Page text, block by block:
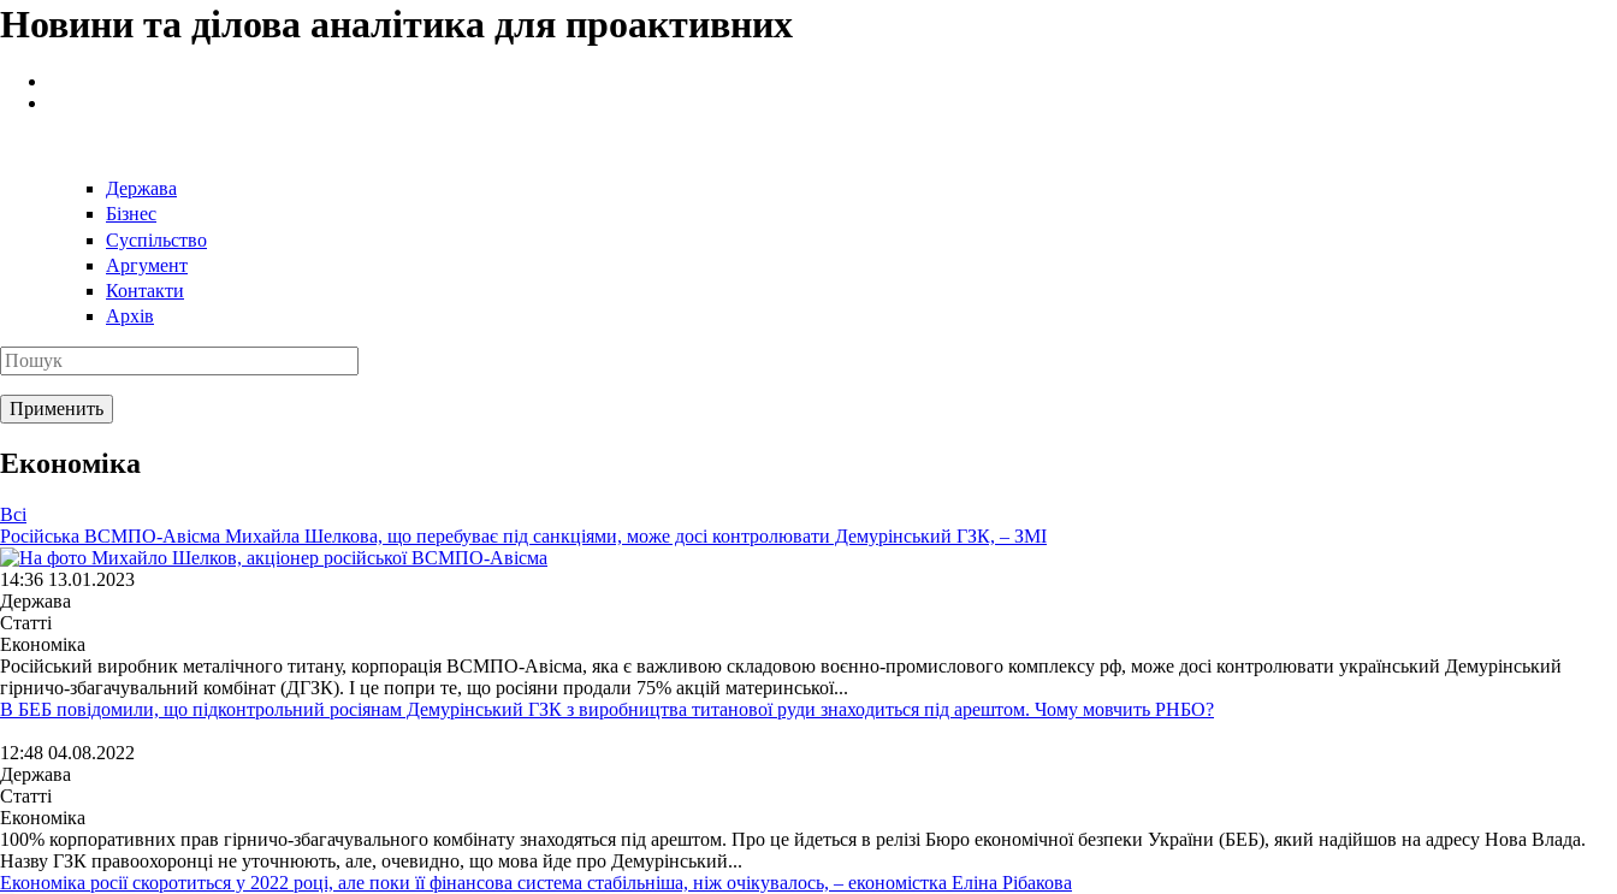
Новини та ділова аналітика для проактивних
Держава
Бізнес
Суспільство
Аргумент
Контакти
Архів
Економіка
Всі
Російська ВСМПО-Авісма Михайла Шелкова, що перебуває під санкціями, може досі контролювати Демурінський ГЗК, – ЗМІ
14:36 13.01.2023
Держава
Статті
Економіка
Російський виробник металічного титану, корпорація ВСМПО-Авісма, яка є важливою складовою воєнно-промислового комплексу рф, може досі контролювати український Демурінський
гірничо-збагачувальний комбінат (ДГЗК). І це попри те, що росіяни продали 75% акцій материнської...
В БЕБ повідомили, що підконтрольний росіянам Демурінський ГЗК з виробництва титанової руди знаходиться під арештом. Чому мовчить РНБО?
12:48 04.08.2022
Держава
Статті
Економіка
100% корпоративних прав гірничо-збагачувального комбінату знаходяться під арештом. Про це йдеться в релізі Бюро економічної безпеки України (БЕБ), який надійшов на адресу Нова Влада.
Назву ГЗК правоохоронці не уточнюють, але, очевидно, що мова йде про Демурінський...
Економіка росії скоротиться у 2022 році, але поки її фінансова система стабільніша, ніж очікувалось, – економістка Еліна Рібакова